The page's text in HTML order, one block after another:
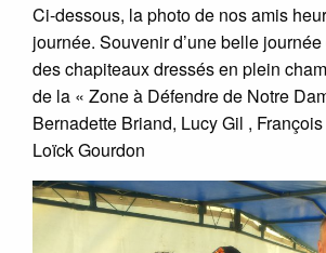
Ci-dessous, la photo de nos amis
journée. Souvenir d’une belle journée
des chapiteaux dressés en plein
de la « Zone à Défendre de Notre
Bernadette Briand, Lucy Gil ,
Loïck Gourdon